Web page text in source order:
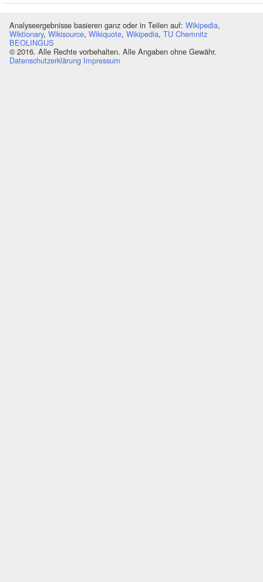
Analyseergebnisse basieren ganz oder in Teilen auf: Wikipedia,
Wiktionary, Wikisource, Wikiquote, Wikipedia, TU Chemnitz
BEOLINGUS
© 2016. Alle Rechte vorbehalten. Alle Angaben ohne Gewähr.
Datenschutzerklärung Impressum